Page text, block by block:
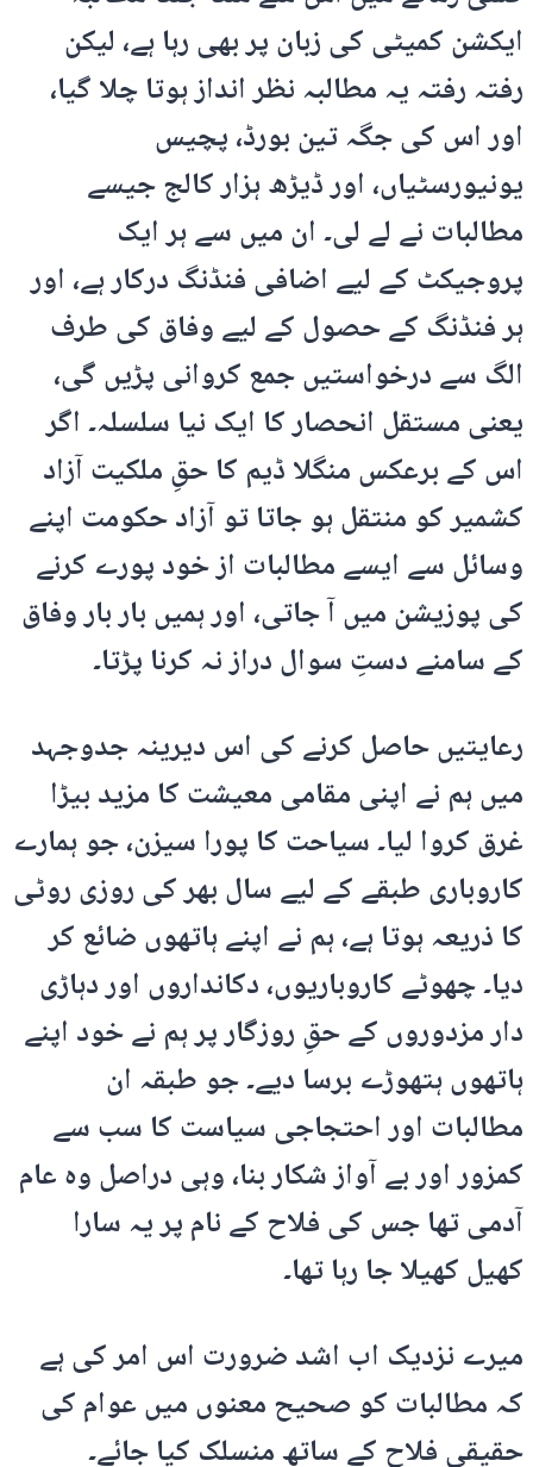
ایکشن کمیٹی کی زبان پر بھی رہا ہے، لیکن
رفتہ رفتہ یہ مطالبہ نظر انداز ہوتا چلا گیا،
اور اس کی جگہ تین بورڈ، پچیس
یونیورسٹیاں، اور ڈیڑھ ہزار کالج جیسے
مطالبات نے لے لی۔ ان میں سے ہر ایک
پروجیکٹ کے لیے اضافی فنڈنگ درکار ہے، اور
ہر فنڈنگ کے حصول کے لیے وفاق کی طرف
الگ سے درخواستیں جمع کروانی پڑیں گی،
یعنی مستقل انحصار کا ایک نیا سلسلہ۔ اگر
اس کے برعکس منگلا ڈیم کا حقِ ملکیت آزاد
کشمیر کو منتقل ہو جاتا تو آزاد حکومت اپنے
وسائل سے ایسے مطالبات از خود پورے کرنے
کی پوزیشن میں آ جاتی، اور ہمیں بار بار وفاق
کے سامنے دستِ سوال دراز نہ کرنا پڑتا۔
رعایتیں حاصل کرنے کی اس دیرینہ جدوجہد
میں ہم نے اپنی مقامی معیشت کا مزید بیڑا
غرق کروا لیا۔ سیاحت کا پورا سیزن، جو ہمارے
کاروباری طبقے کے لیے سال بھر کی روزی روٹی
کا ذریعہ ہوتا ہے، ہم نے اپنے ہاتھوں ضائع کر
دیا۔ چھوٹے کاروباریوں، دکانداروں اور دہاڑی
دار مزدوروں کے حقِ روزگار پر ہم نے خود اپنے
ہاتھوں ہتھوڑے برسا دیے۔ جو طبقہ ان
مطالبات اور احتجاجی سیاست کا سب سے
کمزور اور بے آواز شکار بنا، وہی دراصل وہ عام
آدمی تھا جس کی فلاح کے نام پر یہ سارا
کھیل کھیلا جا رہا تھا۔
میرے نزدیک اب اشد ضرورت اس امر کی ہے
کہ مطالبات کو صحیح معنوں میں عوام کی
حقیقی فلاح کے ساتھ منسلک کیا جائے۔